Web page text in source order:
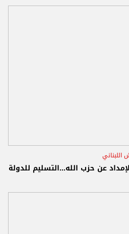
اللبناني
عن حزب الله...التسليم للدولة